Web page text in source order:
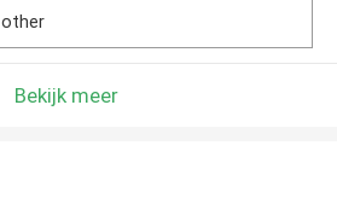
other
Bekijk meer